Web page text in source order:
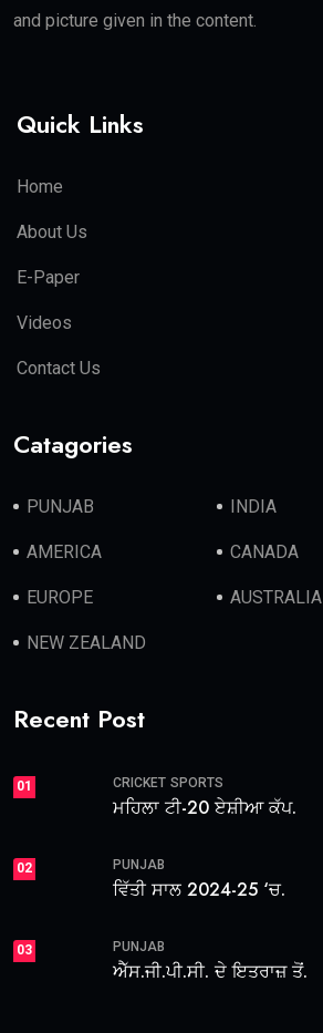
and picture given in the content.
Quick Links
Home
About Us
E-Paper
Videos
Contact Us
Catagories
PUNJAB INDIA
AMERICA CANADA
EUROPE AUSTRALIA
NEW ZEALAND
Recent Post
01 CRICKET SPORTS
ਮਹਿਲਾ ਟੀ-20 ਏਸ਼ੀਆ ਕੱਪ.
02 PUNJAB
ਵਿੱਤੀ ਸਾਲ 2024-25 ‘ਚ.
03 PUNJAB
ਐੱਸ.ਜੀ.ਪੀ.ਸੀ. ਦੇ ਇਤਰਾਜ਼ ਤੋਂ.